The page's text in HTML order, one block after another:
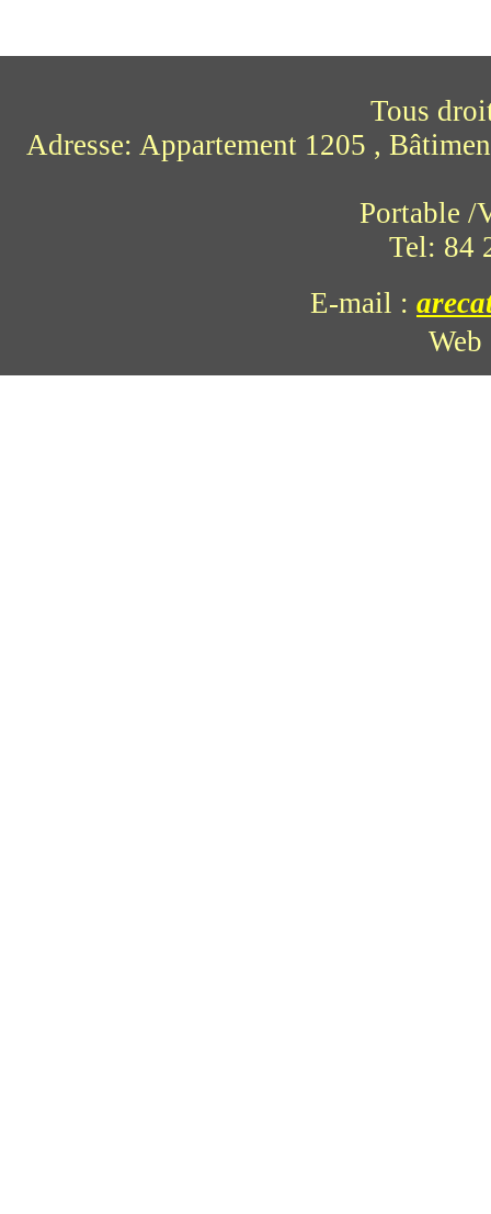
Tous
Adresse: Appartement 1205 ,
Portable /
Tel: 84
E-mail :